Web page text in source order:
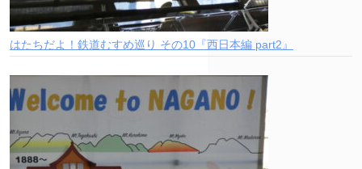
はたちだよ！鉄道むすめ巡り その10『西日本編 part2』